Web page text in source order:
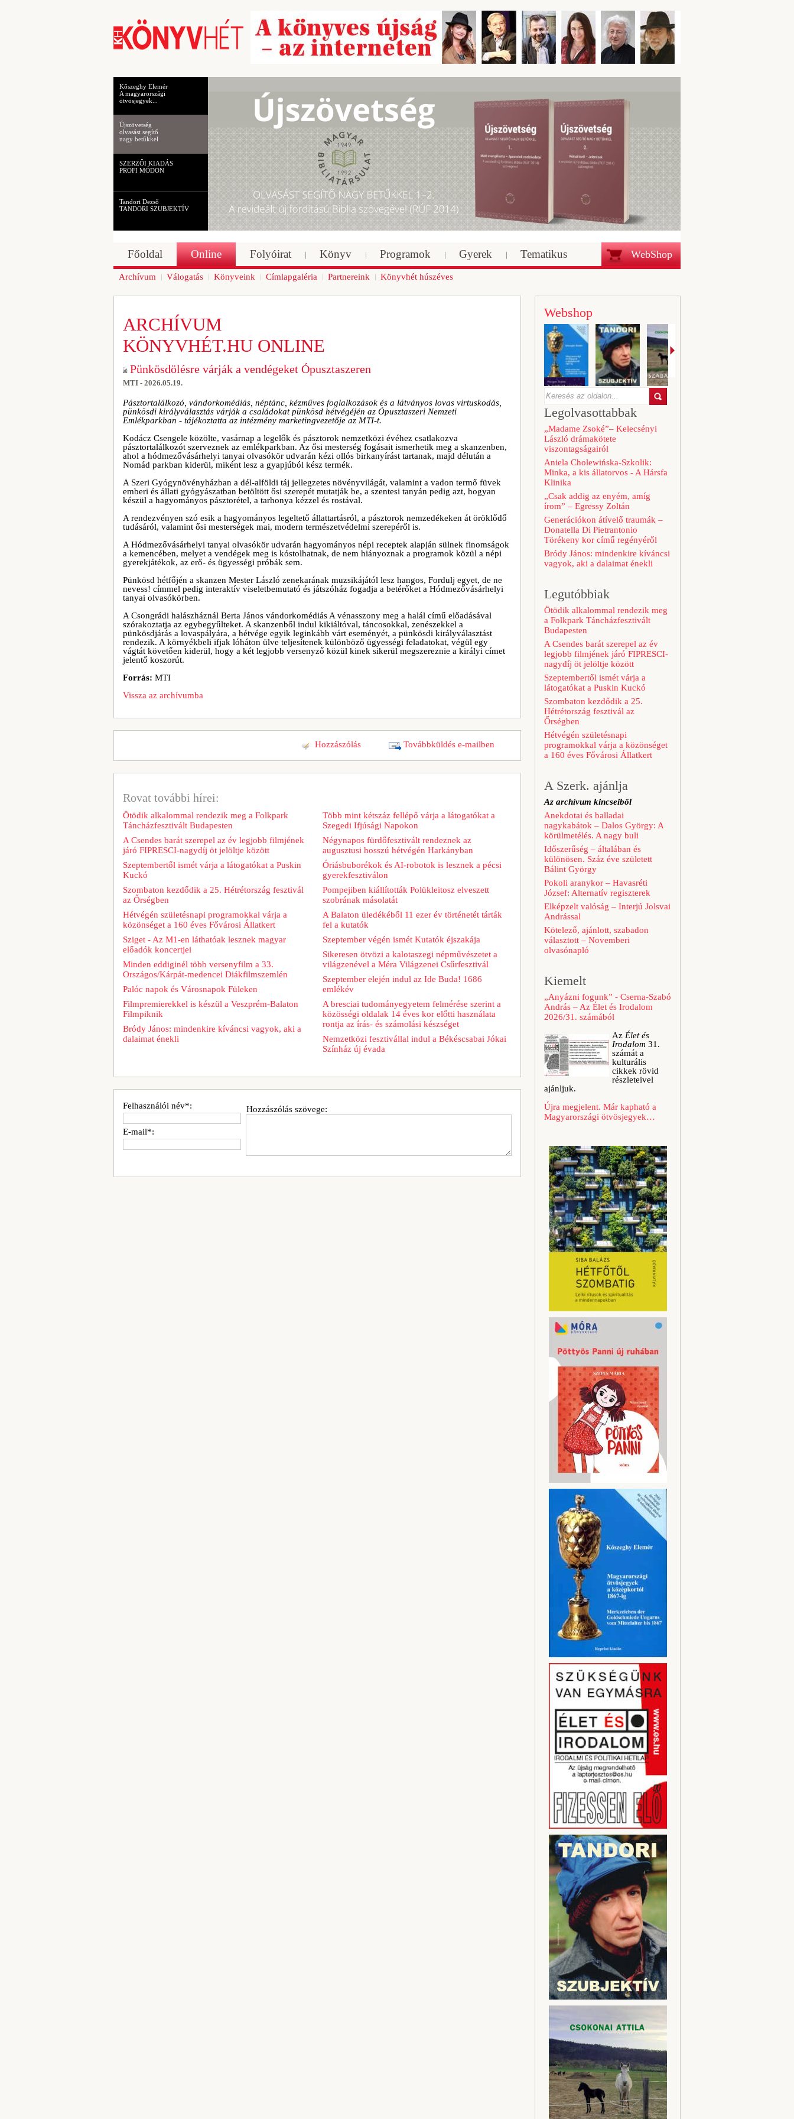
Kőszeghy Elemér
A magyarországi
ötvösjegyek...
Újszövetség
olvasást segítő
nagy betűkkel
SZERZŐI KIADÁS
PROFI MÓDON
Tandori Dezső
TANDORI SZUBJEKTÍV
WebShop
Főoldal Online Folyóirat Könyv Programok Gyerek Tematikus
Archívum Válogatás Könyveink Címlapgaléria Partnereink Könyvhét húszéves
ARCHÍVUM
KÖNYVHÉT.HU ONLINE
Pünkösdölésre várják a vendégeket Ópusztaszeren
MTI - 2026.05.19.
Pásztortalálkozó, vándorkomédiás, néptánc, kézműves foglalkozások és a látványos lovas virtuskodás,
pünkösdi királyválasztás várják a családokat pünkösd hétvégéjén az Ópusztaszeri Nemzeti
Emlékparkban - tájékoztatta az intézmény marketingvezetője az MTI-t.
Kodácz Csengele közölte, vasárnap a legelők és pásztorok nemzetközi évéhez csatlakozva
pásztortalálkozót szerveznek az emlékparkban. Az ősi mesterség fogásait ismerhetik meg a skanzenben,
ahol a hódmezővásárhelyi tanyai olvasókör udvarán kézi ollós birkanyírást tartanak, majd délután a
Nomád parkban kiderül, miként lesz a gyapjúból kész termék.
A Szeri Gyógynövényházban a dél-alföldi táj jellegzetes növényvilágát, valamint a vadon termő füvek
emberi és állati gyógyászatban betöltött ősi szerepét mutatják be, a szentesi tanyán pedig azt, hogyan
készül a hagyományos pásztorétel, a tarhonya kézzel és rostával.
A rendezvényen szó esik a hagyományos legeltető állattartásról, a pásztorok nemzedékeken át öröklődő
tudásáról, valamint ősi mesterségek mai, modern természetvédelmi szerepéről is.
A Hódmezővásárhelyi tanyai olvasókör udvarán hagyományos népi receptek alapján sülnek finomságok
a kemencében, melyet a vendégek meg is kóstolhatnak, de nem hiányoznak a programok közül a népi
gyerekjátékok, az erő- és ügyességi próbák sem.
Pünkösd hétfőjén a skanzen Mester László zenekarának muzsikájától lesz hangos, Fordulj egyet, de ne
nevess! címmel pedig interaktív viseletbemutató és játszóház fogadja a betérőket a Hódmezővásárhelyi
tanyai olvasókörben.
A Csongrádi halászháznál Berta János vándorkomédiás A vénasszony meg a halál című előadásával
szórakoztatja az egybegyűlteket. A skanzenből indul kikiáltóval, táncosokkal, zenészekkel a
pünkösdjárás a lovaspályára, a hétvége egyik leginkább várt eseményét, a pünkösdi királyválasztást
rendezik. A környékbeli ifjak lóháton ülve teljesítenek különböző ügyességi feladatokat, végül egy
vágtát követően kiderül, hogy a két legjobb versenyző közül kinek sikerül megszereznie a királyi címet
jelentő koszorút.
Forrás: MTI
Vissza az archívumba
Továbbküldés e-mailben
Hozzászólás
Rovat további hírei:
Ötödik alkalommal rendezik meg a Folkpark
Táncházfesztivált Budapesten
A Csendes barát szerepel az év legjobb filmjének
járó FIPRESCI-nagydíj öt jelöltje között
Szeptembertől ismét várja a látogatókat a Puskin
Kuckó
Szombaton kezdődik a 25. Hétrétország fesztivál
az Őrségben
Hétvégén születésnapi programokkal várja a
közönséget a 160 éves Fővárosi Állatkert
Sziget - Az M1-en láthatóak lesznek magyar
előadók koncertjei
Minden eddiginél több versenyfilm a 33.
Országos/Kárpát-medencei Diákfilmszemlén
Palóc napok és Városnapok Füleken
Filmpremierekkel is készül a Veszprém-Balaton
Filmpiknik
Bródy János: mindenkire kíváncsi vagyok, aki a
dalaimat énekli
Több mint kétszáz fellépő várja a látogatókat a
Szegedi Ifjúsági Napokon
Négynapos fürdőfesztivált rendeznek az
augusztusi hosszú hétvégén Harkányban
Óriásbuborékok és AI-robotok is lesznek a pécsi
gyerekfesztiválon
Pompejiben kiállították Polükleitosz elveszett
szobrának másolatát
A Balaton üledékéből 11 ezer év történetét tárták
fel a kutatók
Szeptember végén ismét Kutatók éjszakája
Sikeresen ötvözi a kalotaszegi népművészetet a
világzenével a Méra Világzenei Csűrfesztivál
Szeptember elején indul az Ide Buda! 1686
emlékév
A bresciai tudományegyetem felmérése szerint a
közösségi oldalak 14 éves kor előtti használata
rontja az írás- és számolási készséget
Nemzetközi fesztivállal indul a Békéscsabai Jókai
Színház új évada
Hozzászólás szövege:
Felhasználói név*:
E-mail*:
Webshop
Legolvasottabbak
„Madame Zsoké”– Kelecsényi
László drámakötete
viszontagságairól
Aniela Cholewińska-Szkolik:
Minka, a kis állatorvos - A Hársfa
Klinika
„Csak addig az enyém, amíg
írom” – Egressy Zoltán
Generációkon átívelő traumák –
Donatella Di Pietrantonio
Törékeny kor című regényéről
Bródy János: mindenkire kíváncsi
vagyok, aki a dalaimat énekli
Legutóbbiak
Ötödik alkalommal rendezik meg
a Folkpark Táncházfesztivált
Budapesten
A Csendes barát szerepel az év
legjobb filmjének járó FIPRESCI-
nagydíj öt jelöltje között
Szeptembertől ismét várja a
látogatókat a Puskin Kuckó
Szombaton kezdődik a 25.
Hétrétország fesztivál az
Őrségben
Hétvégén születésnapi
programokkal várja a közönséget
a 160 éves Fővárosi Állatkert
A Szerk. ajánlja
Az archívum kincseiből
Anekdotai és balladai
nagykabátok – Dalos György: A
körülmetélés. A nagy buli
Időszerűség – általában és
különösen. Száz éve született
Bálint György
Pokoli aranykor – Havasréti
József: Alternatív regiszterek
Elképzelt valóság – Interjú Jolsvai
Andrással
Kötelező, ajánlott, szabadon
választott – Novemberi
olvasónapló
Kiemelt
„Anyázni fogunk” - Cserna-Szabó
András – Az Élet és Irodalom
2026/31. számából
Az Élet és
Irodalom 31.
számát a
kulturális
cikkek rövid
részleteivel
ajánljuk.
Újra megjelent. Már kapható a
Magyarországi ötvösjegyek…